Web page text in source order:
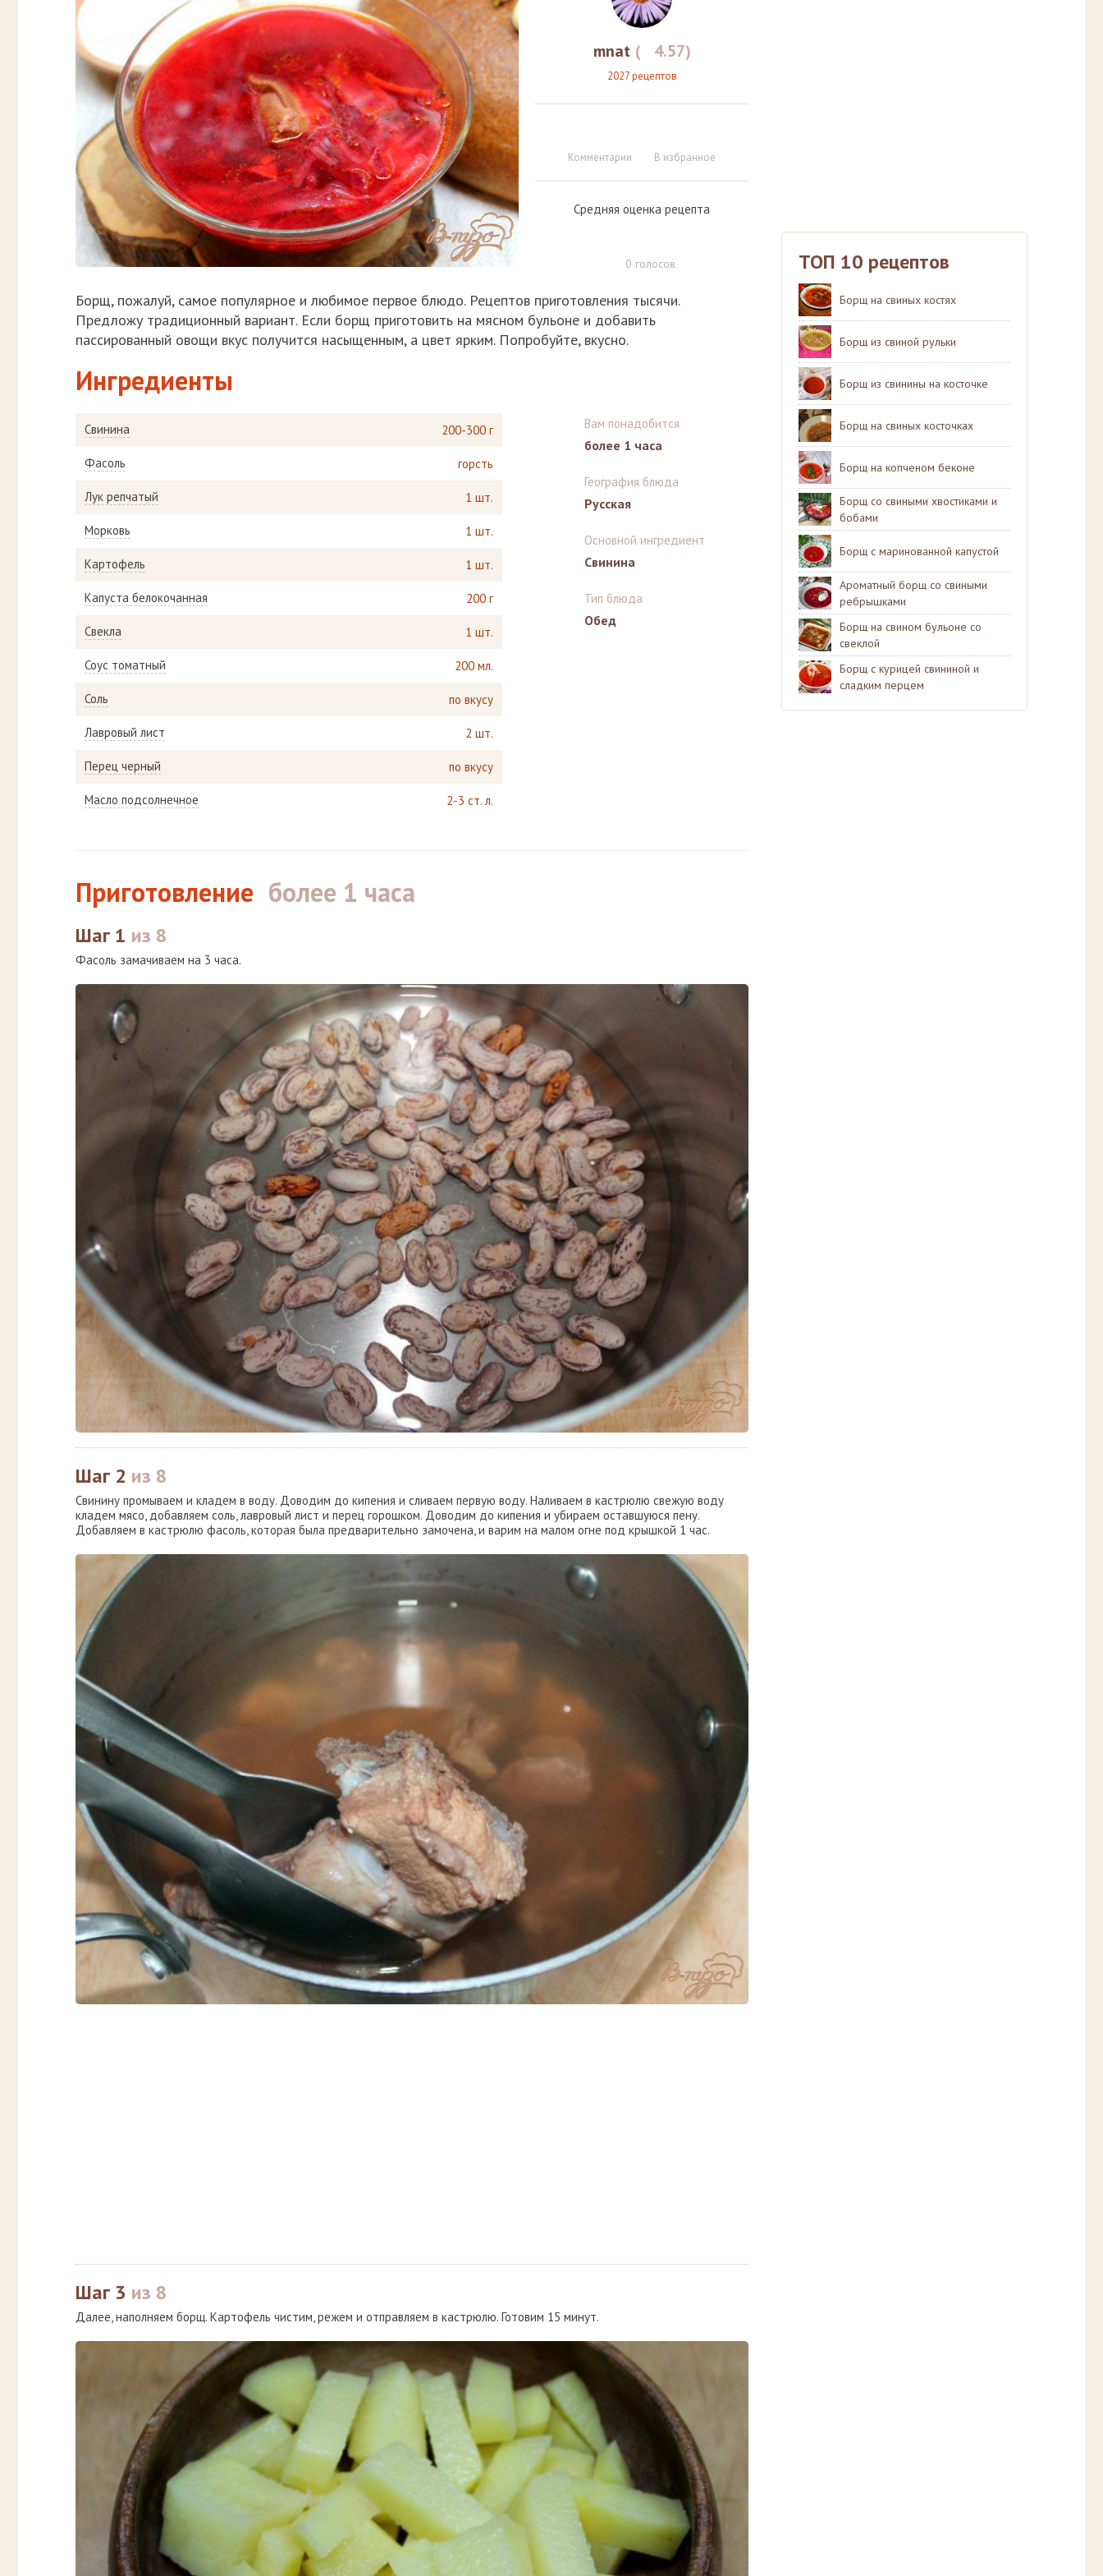
mnat ( 4.57)
2027 рецептов
Комментарии В избранное
Средняя оценка рецепта
0 голосов
Борщ, пожалуй, самое популярное и любимое первое блюдо. Рецептов приготовления тысячи.
Предложу традиционный вариант. Если борщ приготовить на мясном бульоне и добавить
пассированный овощи вкус получится насыщенным, а цвет ярким. Попробуйте, вкусно.
Ингредиенты
Свинина 200-300 г
Фасоль горсть
Лук репчатый 1 шт.
Морковь 1 шт.
Картофель 1 шт.
Капуста белокочанная 200 г
Свекла 1 шт.
Соус томатный 200 мл.
Соль по вкусу
Лавровый лист 2 шт.
Перец черный по вкусу
Масло подсолнечное 2-3 ст. л.
Вам понадобится
более 1 часа
География блюда
Русская
Основной ингредиент
Свинина
Тип блюда
Обед
Приготовление более 1 часа
Шаг 1 из 8
Фасоль замачиваем на 3 часа.
Шаг 2 из 8
Свинину промываем и кладем в воду. Доводим до кипения и сливаем первую воду. Наливаем в кастрюлю свежую воду
кладем мясо, добавляем соль, лавровый лист и перец горошком. Доводим до кипения и убираем оставшуюся пену.
Добавляем в кастрюлю фасоль, которая была предварительно замочена, и варим на малом огне под крышкой 1 час.
Шаг 3 из 8
Далее, наполняем борщ. Картофель чистим, режем и отправляем в кастрюлю. Готовим 15 минут.
ТОП 10 рецептов
Борщ на свиных костях
Борщ из свиной рульки
Борщ из свинины на косточке
Борщ на свиных косточках
Борщ на копченом беконе
Борщ со свиными хвостиками и
бобами
Борщ с маринованной капустой
Ароматный борщ со свиными
ребрышками
Борщ на свином бульоне со
свеклой
Борщ с курицей свининой и
сладким перцем